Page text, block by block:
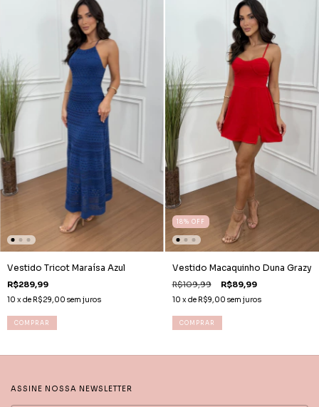
Vestido Tricot Maraísa Azul
R$289,99
10 x de R$29,00 sem juros
COMPRAR
18% OFF
Vestido Macaquinho Duna Grazy
R$109,99 R$89,99
10 x de R$9,00 sem juros
COMPRAR
ASSINE NOSSA NEWSLETTER